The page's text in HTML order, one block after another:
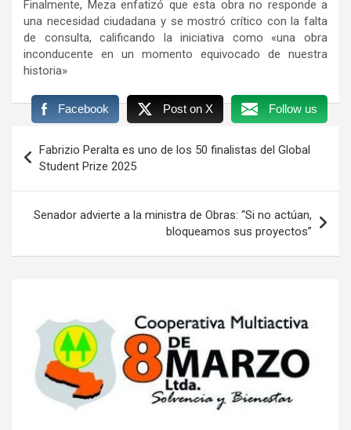
Finalmente, Meza enfatizó que esta obra no responde a
una necesidad ciudadana y se mostró crítico con la falta
de consulta, calificando la iniciativa como «una obra
inconducente en un momento equivocado de nuestra
historia»
Facebook Post on X Follow us
de
entradas
Fabrizio Peralta es uno de los 50 finalistas del Global
Student Prize 2025
Senador advierte a la ministra de Obras: “Si no actúan,
bloqueamos sus proyectos”